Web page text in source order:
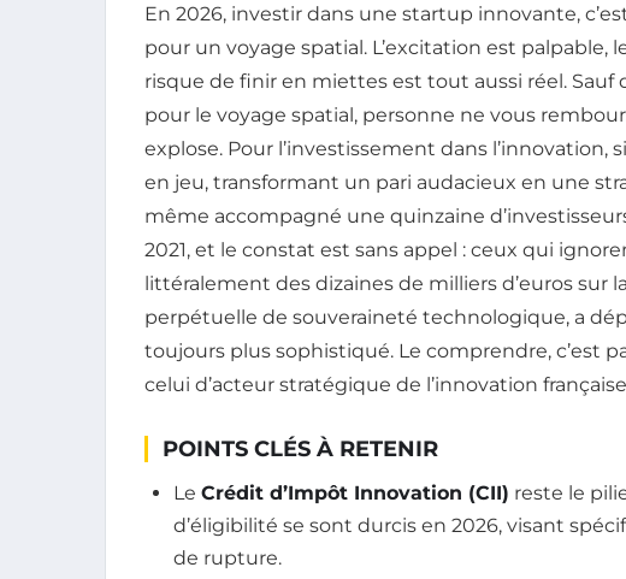
En 2026, investir dans une startup innovante,
pour un voyage spatial. L’excitation est palpable,
risque de finir en miettes est tout aussi réel. Sauf
pour le voyage spatial, personne ne vous
explose. Pour l’investissement dans l’innovation,
en jeu, transformant un pari audacieux en une
même accompagné une quinzaine
2021, et le constat est sans appel : ceux qui
littéralement des dizaines de milliers d’euros sur
perpétuelle de souveraineté technologique, a
toujours plus sophistiqué. Le comprendre, c’est
celui d’acteur stratégique de l’innovation
POINTS CLÉS À RETENIR
Le Crédit d’Impôt Innovation (CII) reste le
d’éligibilité se sont durcis en 2026, visant
de rupture.